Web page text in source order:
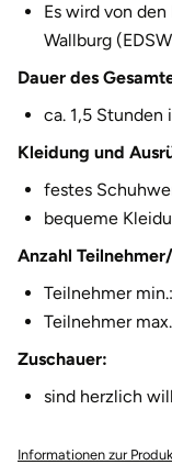
Es wird von
Wallburg
Dauer des
ca. 1,5 Stunden
Kleidung und
festes
bequeme
Anzahl
Teilnehmer
Teilnehmer
Zuschauer:
sind herzlich
Informationen zur
Ibbenbüren
Ingolstadt
Jena
Jerichower Land
Karlsruhe
Kassel
Kempten
Kerken